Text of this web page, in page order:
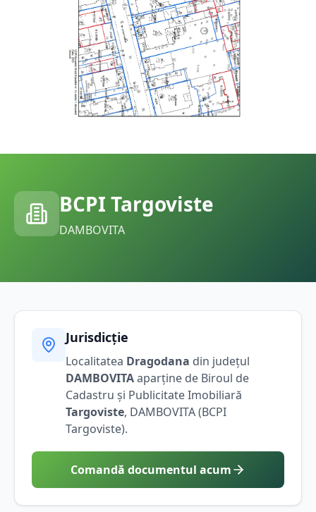
BCPI Targoviste
DAMBOVITA
Jurisdicție
Localitatea Dragodana din județul
DAMBOVITAaparține de Biroul de
Cadastru și Publicitate Imobiliară
Targoviste, DAMBOVITA(BCPI
Targoviste).
Comandă documentul acum